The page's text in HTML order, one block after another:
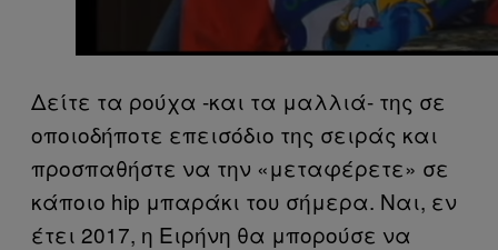
Δείτε τα ρούχα -και τα μαλλιά- της σε
οποιοδήποτε επεισόδιο της σειράς και
προσπαθήστε να την «μεταφέρετε» σε
κάποιο hip μπαράκι του σήμερα. Ναι, εν
έτει 2017, η Ειρήνη θα μπορούσε να